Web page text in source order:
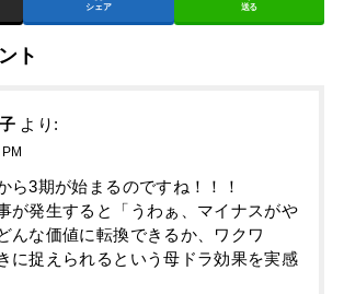
シェア 送る
ト
より:
ら3期が始まるのですね！！！
が発生すると「うわぁ、マイナスがや
んな価値に転換できるか、ワクワ
に捉えられるという母ドラ効果を実感